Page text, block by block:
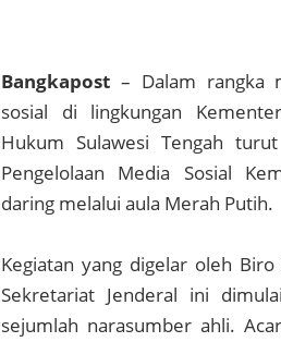
Bangkapost – Dalam rangka
sosial di lingkungan
Hukum Sulawesi Tengah
Pengelolaan Media Sosial
daring melalui aula Merah Putih.
Kegiatan yang digelar oleh
Sekretariat Jenderal ini
sejumlah narasumber ahli.